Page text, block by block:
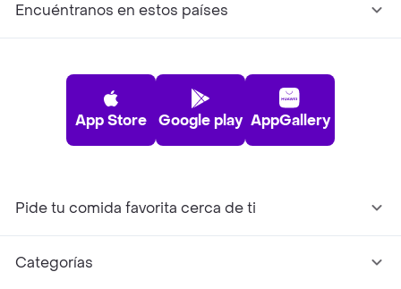
Encuéntranos en estos países
App Store Google play AppGallery
Pide tu comida favorita cerca de ti
Categorías